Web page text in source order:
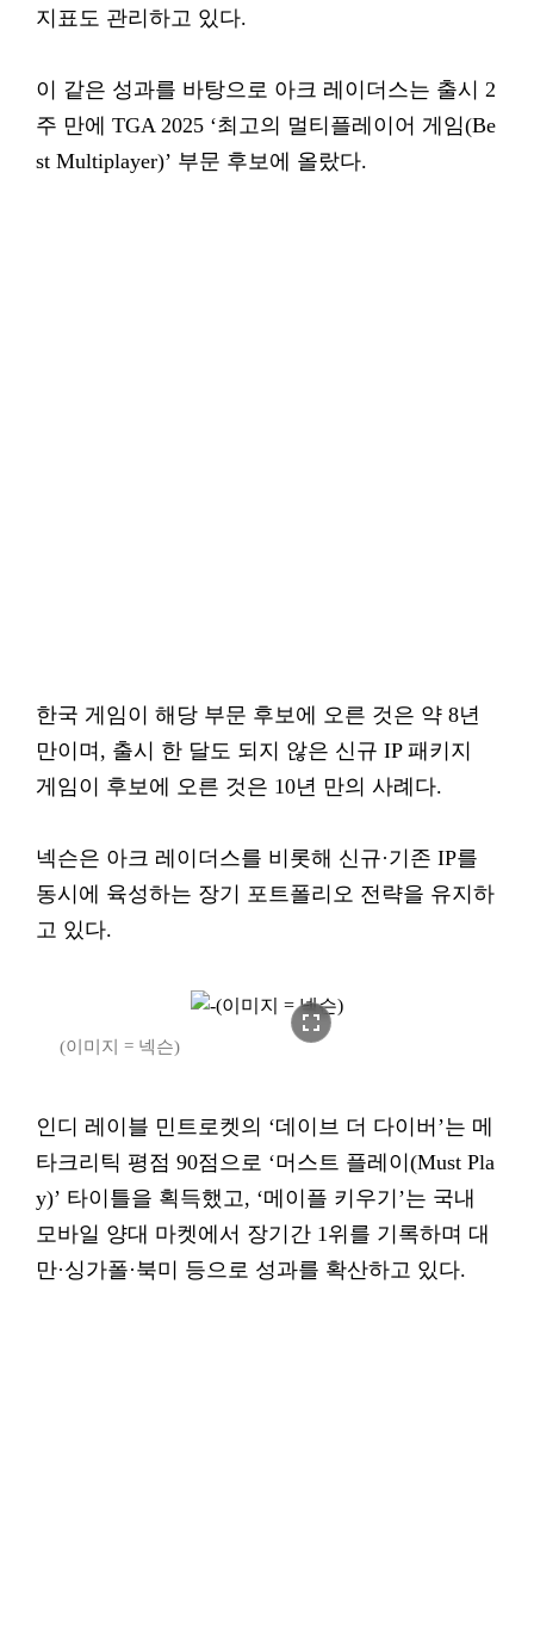
지표도 관리하고 있다.
이 같은 성과를 바탕으로 아크 레이더스는 출시 2
주 만에 TGA 2025 ‘최고의 멀티플레이어 게임(Be
st Multiplayer)’ 부문 후보에 올랐다.
한국 게임이 해당 부문 후보에 오른 것은 약 8년
만이며, 출시 한 달도 되지 않은 신규 IP 패키지
게임이 후보에 오른 것은 10년 만의 사례다.
넥슨은 아크 레이더스를 비롯해 신규·기존 IP를
동시에 육성하는 장기 포트폴리오 전략을 유지하
고 있다.
fullscreen
(이미지 = 넥슨)
인디 레이블 민트로켓의 ‘데이브 더 다이버’는 메
타크리틱 평점 90점으로 ‘머스트 플레이(Must Pla
y)’ 타이틀을 획득했고, ‘메이플 키우기’는 국내
모바일 양대 마켓에서 장기간 1위를 기록하며 대
만·싱가폴·북미 등으로 성과를 확산하고 있다.